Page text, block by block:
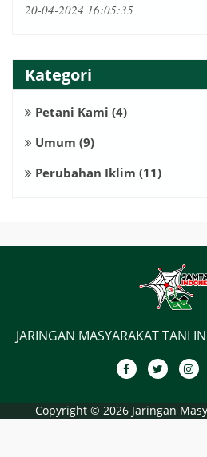
20-04-2024 16:05:35
Kategori
Petani Kami (4)
Umum (9)
Perubahan Iklim (11)
JARINGAN MASYARAKAT TANI
Copyright © 2026 Jaringan